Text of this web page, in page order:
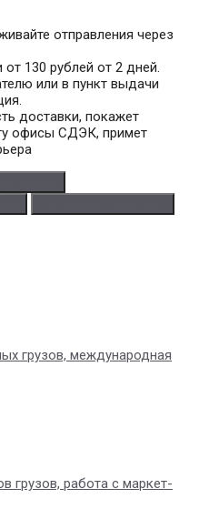
отправления через
130 рублей от 2 дней.
или в пункт выдачи
доставки, покажет
офисы СДЭК, примет
грузов, международная
грузов, работа с маркет-